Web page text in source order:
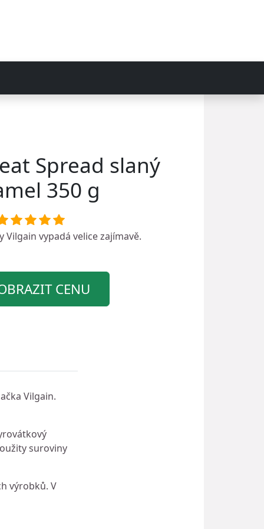
Spread slaný
350 g
Vilgain vypadá velice zajímavě.
CENU
Vilgain.
suroviny
výrobků. V